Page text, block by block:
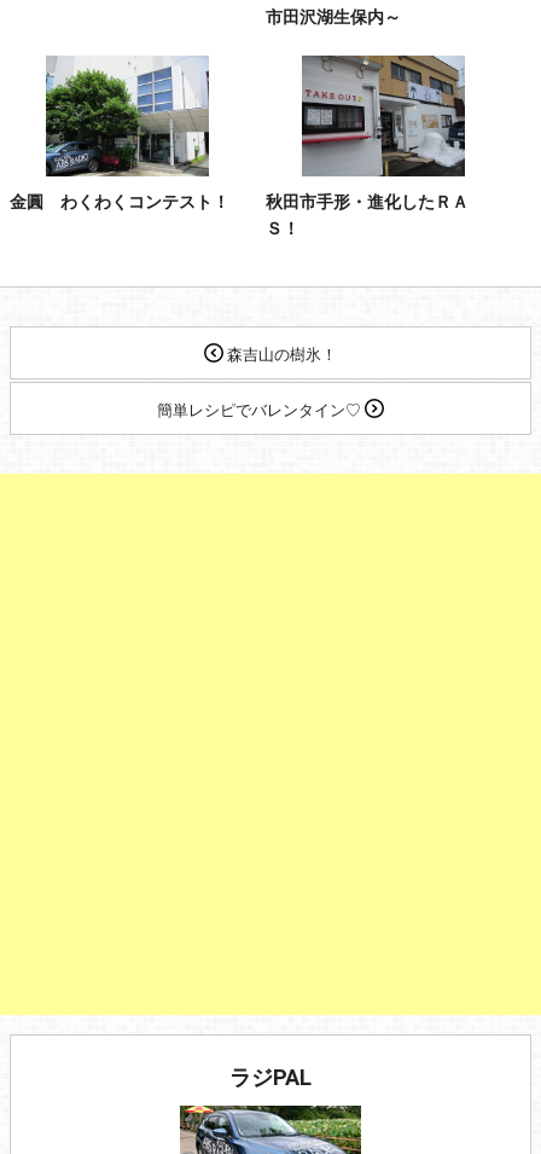
市田沢湖生保内～
金圓 わくわくコンテスト！
秋田市手形・進化したＲＡ
Ｓ！
森吉山の樹氷！
簡単レシピでバレンタイン♡
ラジPAL